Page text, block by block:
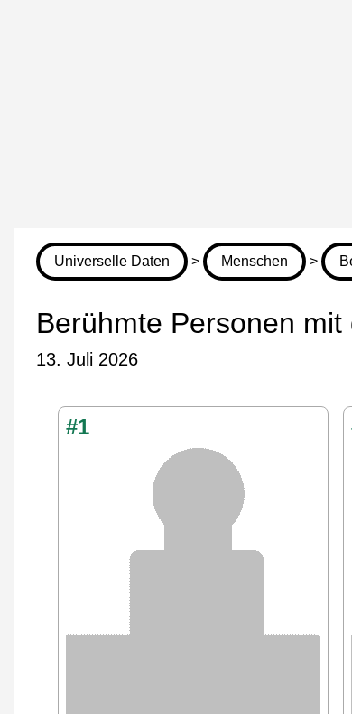
Universelle Daten > Menschen >
Berühmte Personen
13. Juli 2026
#1